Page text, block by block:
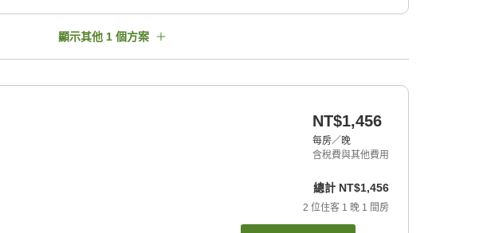
顯示其他 1 個方案
NT$1,456
每房／晚
含稅費與其他費用
總計 NT$1,456
2 位住客 1 晚 1 間房